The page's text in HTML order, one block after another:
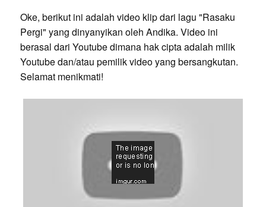
Oke, berikut ini adalah video klip dari lagu "Rasaku
Pergi" yang dinyanyikan oleh Andika. Video ini
berasal dari Youtube dimana hak cipta adalah milik
Youtube dan/atau pemilik video yang bersangkutan.
Selamat menikmati!